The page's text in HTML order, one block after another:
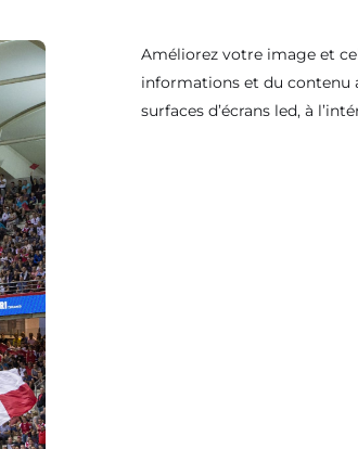
Améliorez votre image et
informations et du contenu
surfaces d’écrans led, à